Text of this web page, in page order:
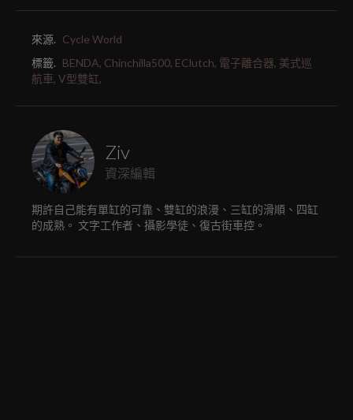
來源. Cycle World
標籤. BENDA, Chinchilla500, EClutch, 電子離合器, 美式巡
航車, V型雙缸,
Ziv
資深編輯
期許自己能有單缸的可靠、雙缸的浪漫、三缸的滑順、四缸
的成熟。 文字工作者、攝影學徒、復古街車控。